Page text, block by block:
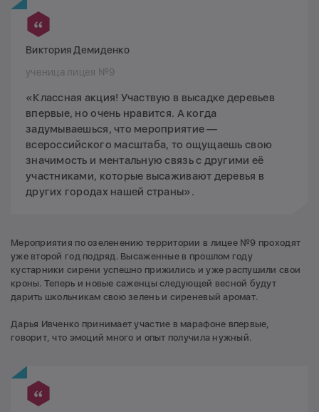
Виктория Демиденко
ученица лицея №9
«Классная акция! Участвую в высадке деревьев
впервые, но очень нравится. А когда
задумываешься, что мероприятие —
всероссийского масштаба, то ощущаешь свою
значимость и ментальную связь с другими её
участниками, которые высаживают деревья в
других городах нашей страны».
Мероприятия по озеленению территории в лицее №9 проходят
уже второй год подряд. Высаженные в прошлом году
кустарники сирени успешно прижились и уже распушили свои
кроны. Теперь и новые саженцы следующей весной будут
дарить школьникам свою зелень и сиреневый аромат.
Дарья Ивченко принимает участие в марафоне впервые,
говорит, что эмоций много и опыт получила нужный.